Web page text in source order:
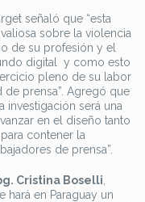
señaló que “esta
sobre la violencia
de su profesión y el
digital y como esto
pleno de su labor
prensa”. Agregó que
investigación será una
en el diseño tanto
contener la
de prensa”.
Cristina Boselli
hará en Paraguay un